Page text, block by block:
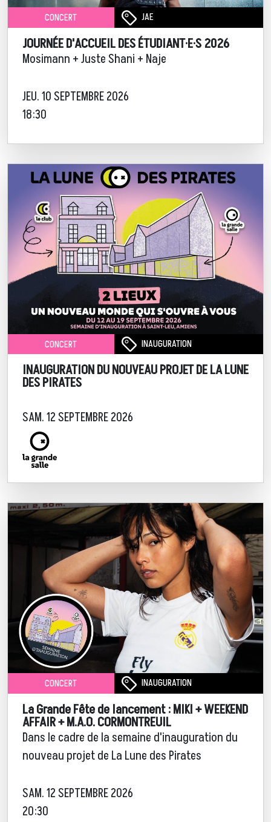
CONCERT JAE
JOURNÉE D'ACCUEIL DES ÉTUDIANT·E·S 2026
Mosimann + Juste Shani + Naje
JEU. 10 SEPTEMBRE 2026
18:30
CONCERT INAUGURATION
INAUGURATION DU NOUVEAU PROJET DE LA LUNE
DES PIRATES
SAM. 12 SEPTEMBRE 2026
CONCERT INAUGURATION
La Grande Fête de lancement : MIKI + WEEKEND
AFFAIR + M.A.O. CORMONTREUIL
Dans le cadre de la semaine d'inauguration du
nouveau projet de La Lune des Pirates
SAM. 12 SEPTEMBRE 2026
20:30